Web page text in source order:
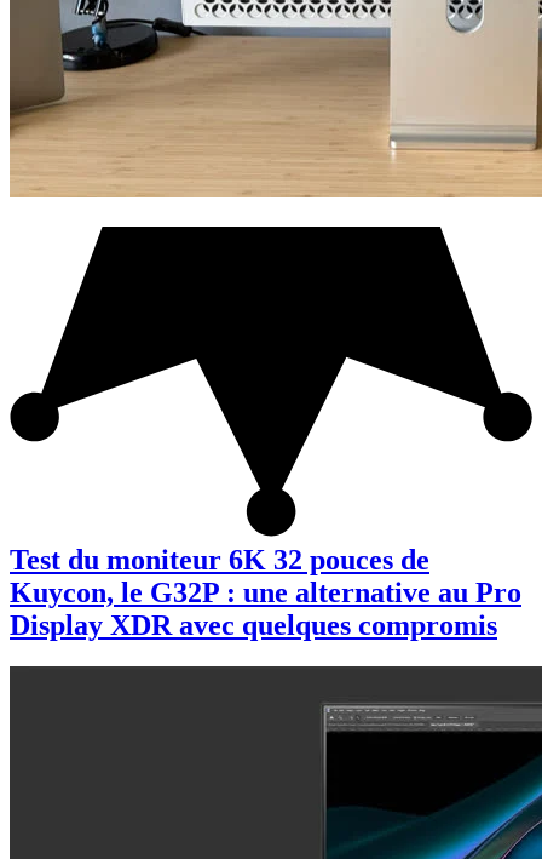
Test du moniteur 6K 32 pouces de
Kuycon, le G32P : une alternative au Pro
Display XDR avec quelques compromis